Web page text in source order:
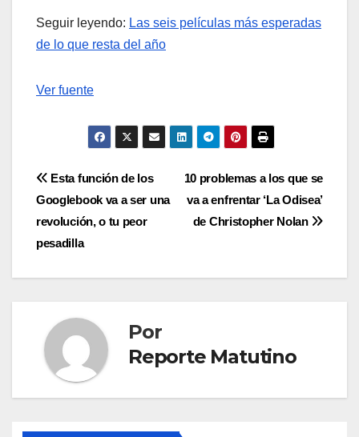
Seguir leyendo: Las seis películas más esperadas
de lo que resta del año
Ver fuente
Navegación
de
entradas
10 problemas a los que se
va a enfrentar ‘La Odisea’
de Christopher Nolan
Esta función de los
Googlebook va a ser una
revolución, o tu peor
pesadilla
Por
Reporte Matutino